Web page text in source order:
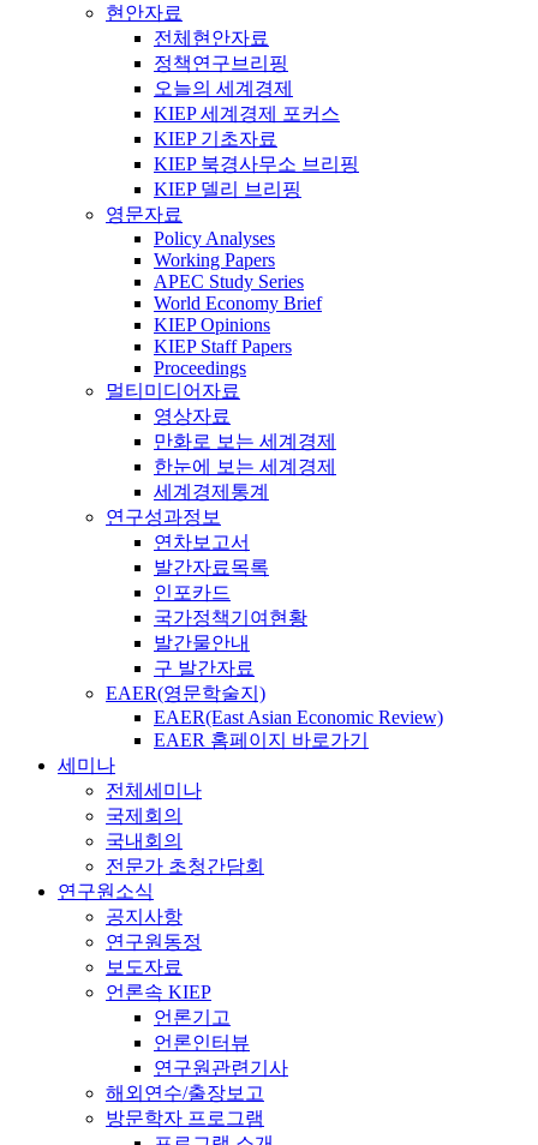
현안자료
전체현안자료
정책연구브리핑
오늘의 세계경제
KIEP 세계경제 포커스
KIEP 기초자료
KIEP 북경사무소 브리핑
KIEP 델리 브리핑
영문자료
Policy Analyses
Working Papers
APEC Study Series
World Economy Brief
KIEP Opinions
KIEP Staff Papers
Proceedings
멀티미디어자료
영상자료
만화로 보는 세계경제
한눈에 보는 세계경제
세계경제통계
연구성과정보
연차보고서
발간자료목록
인포카드
국가정책기여현황
발간물안내
구 발간자료
EAER(영문학술지)
EAER(East Asian Economic Review)
EAER 홈페이지 바로가기
세미나
전체세미나
국제회의
국내회의
전문가 초청간담회
연구원소식
공지사항
연구원동정
보도자료
언론속 KIEP
언론기고
언론인터뷰
연구원관련기사
해외연수/출장보고
방문학자 프로그램